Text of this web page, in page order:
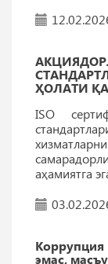
ҲОЛАТИ
ISO
аҳамиятга
эмас,